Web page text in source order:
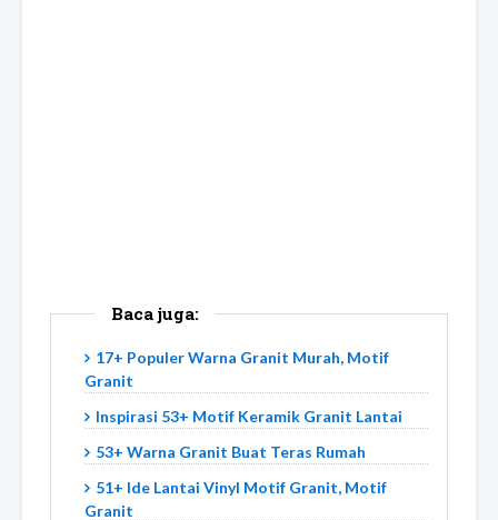
Baca juga:
17+ Populer Warna Granit Murah, Motif
Granit
Inspirasi 53+ Motif Keramik Granit Lantai
53+ Warna Granit Buat Teras Rumah
51+ Ide Lantai Vinyl Motif Granit, Motif
Granit